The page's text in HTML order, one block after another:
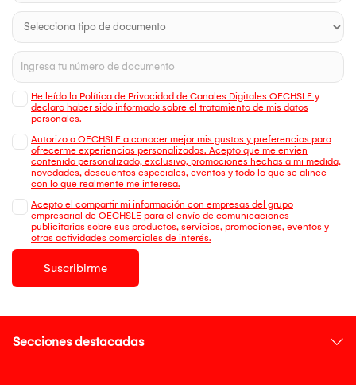
He leído la Política de Privacidad de Canales Digitales OECHSLE y
declaro haber sido informado sobre el tratamiento de mis datos
personales.
Autorizo a OECHSLE a conocer mejor mis gustos y preferencias para
ofrecerme experiencias personalizadas. Acepto que me envien
contenido personalizado, exclusivo, promociones hechas a mi medida,
novedades, descuentos especiales, eventos y todo lo que se alinee
con lo que realmente me interesa.
Acepto el compartir mi información con empresas del grupo
empresarial de OECHSLE para el envío de comunicaciones
publicitarias sobre sus productos, servicios, promociones, eventos y
otras actividades comerciales de interés.
Suscribirme
Secciones destacadas